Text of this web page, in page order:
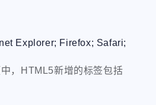
Explorer; Firefox; Safari;
，HTML5新增的标签包括